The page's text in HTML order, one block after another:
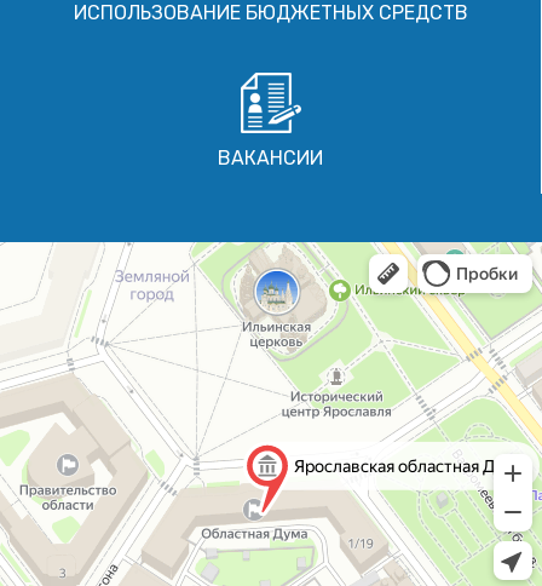
ИСПОЛЬЗОВАНИЕ БЮДЖЕТНЫХ СРЕДСТВ
ВАКАНСИИ